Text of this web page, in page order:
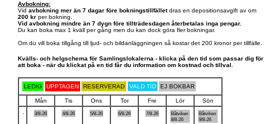
Avbokning:
Vid avbokning mer än 7 dagar före bokningstillfälletdras en depositionsavgift av om
200 kr per bokning.
Vid avbokning mindre än 7 dygn före tillträdesdagen återbetalas inga pengar.
Du kan boka max 1 kväll per gång men du kan dock göra fler bokningar.
Om du vill boka tillgång till ljud- och bildanläggningen så kostar det 200 kronor per tillfälle.
Kvälls- och helgschema för Samlingslokalerna - klicka på den tid som passar dig för
att boka - när du klickat på en tid får du information om kostnad och tillval.
LEDIG UPPTAGEN RESERVERAD VALD TID EJ BOKBAR
Mån Tis Ons Tor Fre Lör
Sön
3/8-26 4/8-26 5/8-26 6/8-26 7/8-26
Båtviken
8/8-26
Båtviken
9/8-26